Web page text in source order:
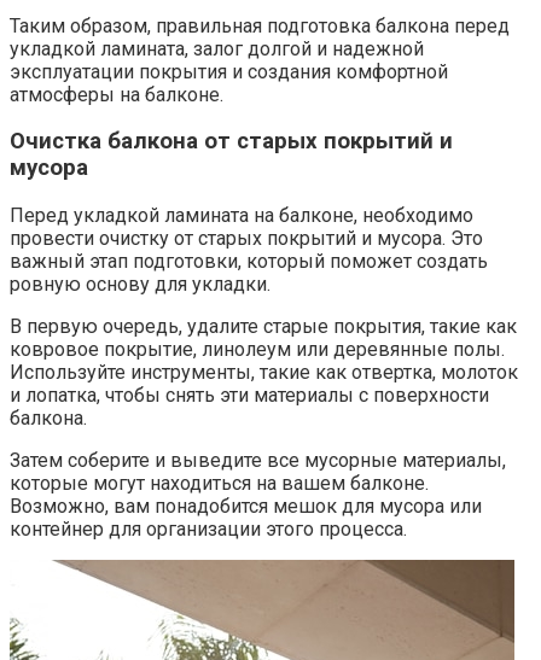
Таким образом, правильная подготовка балкона перед
укладкой ламината, залог долгой и надежной
эксплуатации покрытия и создания комфортной
атмосферы на балконе.​
Очистка балкона от старых покрытий и
мусора
Перед укладкой ламината на балконе, необходимо
провести очистку от старых покрытий и мусора.​ Это
важный этап подготовки, который поможет создать
ровную основу для укладки.​
В первую очередь, удалите старые покрытия, такие как
ковровое покрытие, линолеум или деревянные полы.​
Используйте инструменты, такие как отвертка, молоток
и лопатка, чтобы снять эти материалы с поверхности
балкона.​
Затем соберите и выведите все мусорные материалы,
которые могут находиться на вашем балконе.​
Возможно, вам понадобится мешок для мусора или
контейнер для организации этого процесса.​